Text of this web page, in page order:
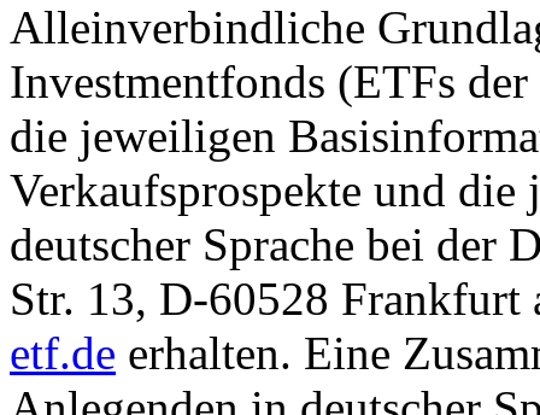
Alleinverbindliche
Investmentfonds (ETFs
die jeweiligen
Verkaufsprospekte und
deutscher Sprache bei der
Str. 13, D-60528
etf.de erhalten. Eine